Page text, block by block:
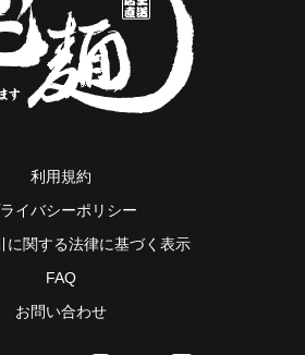
利用規約
イバシーポリシー
に関する法律に基づく表示
FAQ
お問い合わせ